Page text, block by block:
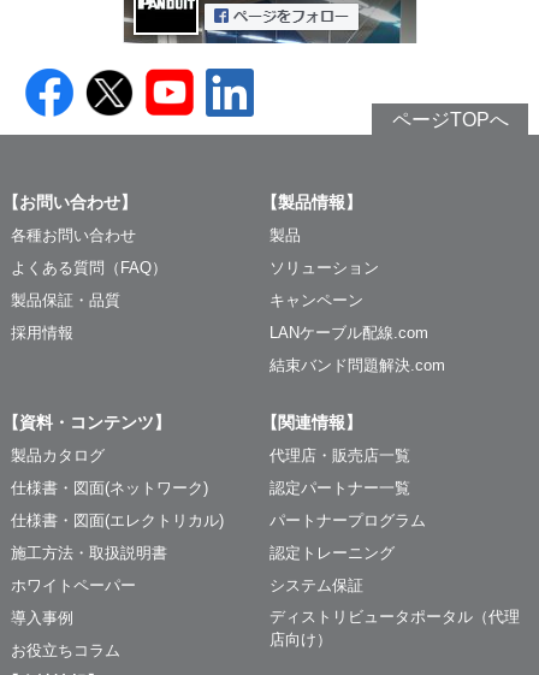
ページTOPへ
【お問い合わせ】
各種お問い合わせ
よくある質問（FAQ）
製品保証・品質
採用情報
【製品情報】
製品
ソリューション
キャンペーン
LANケーブル配線.com
結束バンド問題解決.com
【資料・コンテンツ】
製品カタログ
仕様書・図面(ネットワーク)
仕様書・図面(エレクトリカル)
施工方法・取扱説明書
ホワイトペーパー
導入事例
お役立ちコラム
【関連情報】
代理店・販売店一覧
認定パートナー一覧
パートナープログラム
認定トレーニング
システム保証
ディストリビュータポータル（代理
店向け）